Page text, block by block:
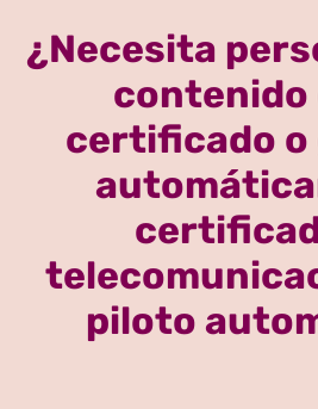
¿Necesita
contenido
certificado o
piloto